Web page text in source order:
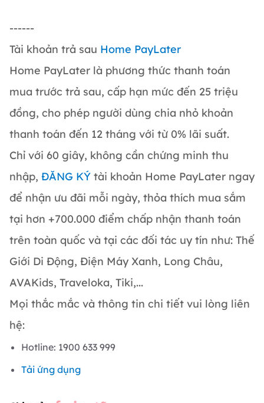
------
Tài khoản trả sau Home PayLater
Home PayLater là phương thức thanh toán
mua trước trả sau, cấp hạn mức đến 25 triệu
đồng, cho phép người dùng chia nhỏ khoản
thanh toán đến 12 tháng với từ 0% lãi suất.
Chỉ với 60 giây, không cần chứng minh thu
nhập, ĐĂNG KÝ tài khoản Home PayLater ngay
để nhận ưu đãi mỗi ngày, thỏa thích mua sắm
tại hơn +700.000 điểm chấp nhận thanh toán
trên toàn quốc và tại các đối tác uy tín như: Thế
Giới Di Động, Điện Máy Xanh, Long Châu,
AVAKids, Traveloka, Tiki,...
Mọi thắc mắc và thông tin chi tiết vui lòng liên
hệ:
Hotline: 1900 633 999
Tải ứng dụng